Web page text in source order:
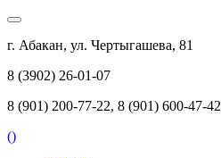
г. Абакан, ул. Чертыгашева, 81
8 (3902) 26-01-07
8 (901) 200-77-22, 8 (901) 600-47-42
()